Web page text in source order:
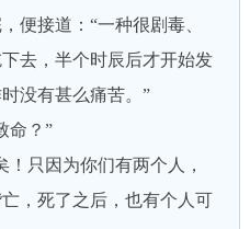
接道：“一种很剧毒、
去，半个时辰后才开始发
没有甚么痛苦。”
？”
只因为你们有两个人，
，死了之后，也有个人可